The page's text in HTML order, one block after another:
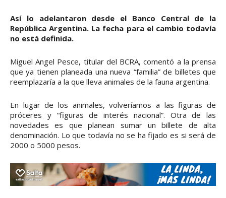
Así lo adelantaron desde el Banco Central de la
República Argentina. La fecha para el cambio todavía
no está definida.
Miguel Angel Pesce, titular del BCRA, comentó a la prensa
que ya tienen planeada una nueva “familia” de billetes que
reemplazaría a la que lleva animales de la fauna argentina.
En lugar de los animales, volveríamos a las figuras de
próceres y “figuras de interés nacional”. Otra de las
novedades es que planean sumar un billete de alta
denominación. Lo que todavía no se ha fijado es si será de
2000 o 5000 pesos.